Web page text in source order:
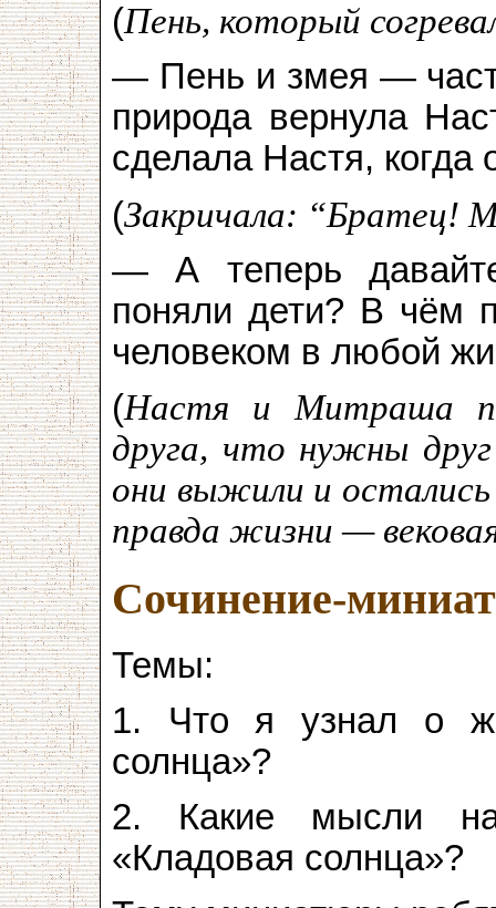
(Пень, который
— Пень и змея —
природа вернула
сделала Настя, когда
(Закричала: “Братец!
— А теперь
поняли дети? В чём
человеком в любой
(Настя и Митраша
друга, что нужны
они выжили и
правда жизни —
Сочинение-
Темы:
1. Что я узнал о
солнца»?
2. Какие мысли
«Кладовая солнца»?